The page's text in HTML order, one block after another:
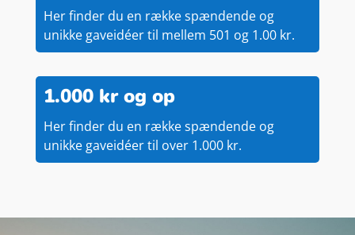
Her finder du en række spændende og
unikke gaveidéer til mellem 501 og 1.00 kr.
1.000 kr og op
Her finder du en række spændende og
unikke gaveidéer til over 1.000 kr.